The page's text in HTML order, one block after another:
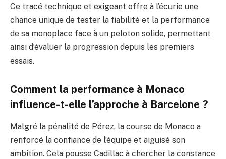
Ce tracé technique et exigeant offre à l’écurie une
chance unique de tester la fiabilité et la performance
de sa monoplace face à un peloton solide, permettant
ainsi d’évaluer la progression depuis les premiers
essais.
Comment la performance à Monaco
influence-t-elle l’approche à Barcelone ?
Malgré la pénalité de Pérez, la course de Monaco a
renforcé la confiance de l’équipe et aiguisé son
ambition. Cela pousse Cadillac à chercher la constance